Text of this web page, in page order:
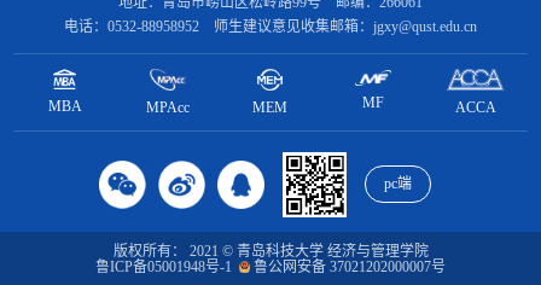
电话：0532-88958952 师生建议意见收集邮箱：jgxy@qust.edu.cn
MBA MPAcc MEM MF ACCA
pc端
版权所有： 2021 © 青岛科技大学 经济与管理学院
鲁ICP备05001948号-1
鲁公网安备 37021202000007号